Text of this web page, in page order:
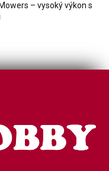
– vysoký výkon s